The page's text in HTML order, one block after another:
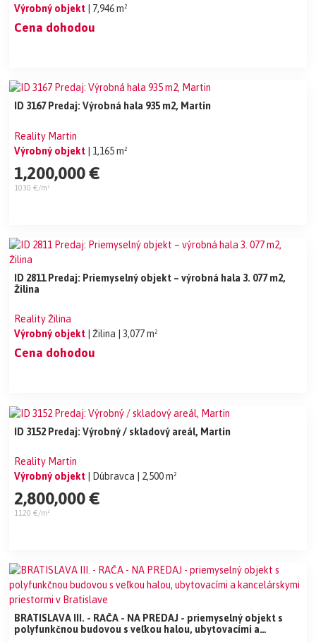
Výrobný objekt
| 7,946 m²
Cena dohodou
ID 3167 Predaj: Výrobná hala 935 m2, Martin
Reality Martin
Výrobný objekt
| 1,165 m²
1,200,000 €
1030 €/m²
ID 2811 Predaj: Priemyselný objekt – výrobná hala 3. 077 m2,
Žilina
Reality Žilina
Výrobný objekt
| Žilina | 3,077 m²
Cena dohodou
ID 3152 Predaj: Výrobný / skladový areál, Martin
Reality Martin
Výrobný objekt
| Dúbravca | 2,500 m²
2,800,000 €
1120 €/m²
BRATISLAVA III. - RAČA - NA PREDAJ - priemyselný objekt s
polyfunkčnou budovou s veľkou halou, ubytovacími a